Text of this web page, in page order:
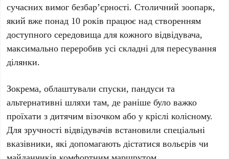
сучасних вимог безбар’єрності. Столичний зоопарк,
який вже понад 10 років працює над створенням
доступного середовища для кожного відвідувача,
максимально переробив усі складні для пересування
ділянки.
Зокрема, облаштували спуски, пандуси та
альтернативні шляхи там, де раніше було важко
проїхати з дитячим візочком або у кріслі колісному.
Для зручності відвідувачів встановили спеціальні
вказівники, які допомагають дістатися вольєрів чи